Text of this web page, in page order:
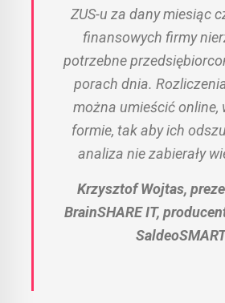
ZUS-u za dany miesiąc
finansowych firmy
potrzebne
porach dnia.
można umieścić online,
formie, tak aby ich
analiza nie zabierały
Krzysztof Wojtas,
BrainSHARE IT,